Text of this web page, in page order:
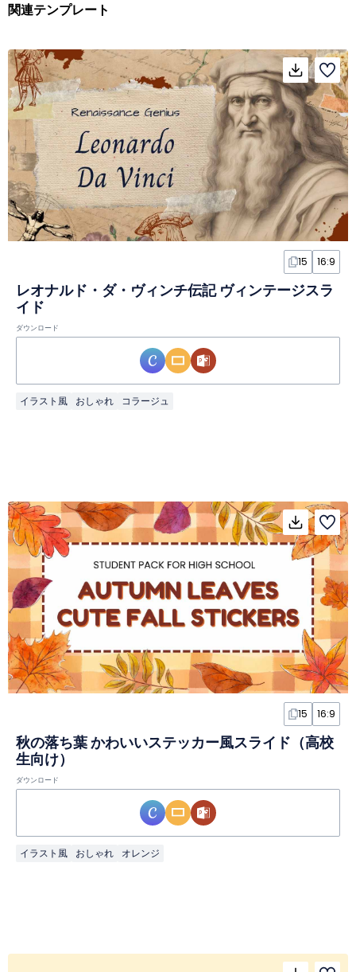
関連テンプレート
15 16:9
レオナルド・ダ・ヴィンチ伝記 ヴィンテージスラ
イド
ダウンロード
イラスト風 おしゃれ コラージュ
15 16:9
秋の落ち葉 かわいいステッカー風スライド（高校
生向け）
ダウンロード
イラスト風 おしゃれ オレンジ